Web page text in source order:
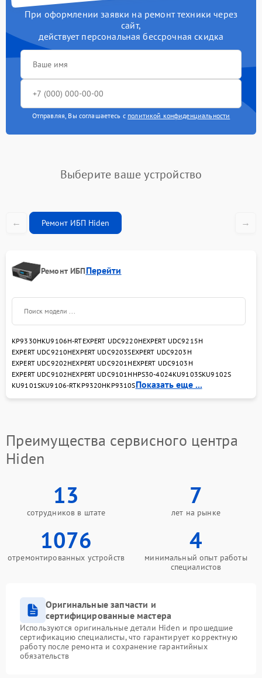
При оформлении заявки на ремонт техники через
сайт,
действует персональная бессрочная скидка
Отправляя, Вы соглашаетесь с политикой конфиденциальности
Выберите ваше устройство
← Ремонт ИБП Hiden →
Ремонт ИБППерейти
KP9330HKU9106H-RTEXPERT UDC9220HEXPERT UDC9215H
EXPERT UDC9210HEXPERT UDC9203SEXPERT UDC9203H
EXPERT UDC9202HEXPERT UDC9201H EXPERT UDC9103H
EXPERT UDC9102HEXPERT UDC9101H HPS30-4024KU9103SKU9102S
KU9101SKU9106-RTKP9320HKP9310SПоказать еще ...
Преимущества сервисного центра
Hiden
13
сотрудников в штате
7
лет на рынке
1076
отремонтированных устройств
4
минимальный опыт работы
специалистов
Оригинальные запчасти и
сертифицированные мастера
Используются оригинальные детали Hiden и прошедшие
сертификацию специалисты, что гарантирует корректную
работу после ремонта и сохранение гарантийных
обязательств